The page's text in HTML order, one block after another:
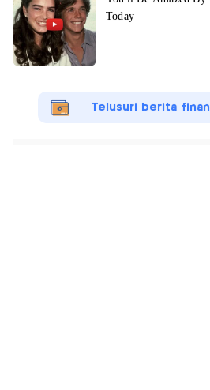
Telusuri berita